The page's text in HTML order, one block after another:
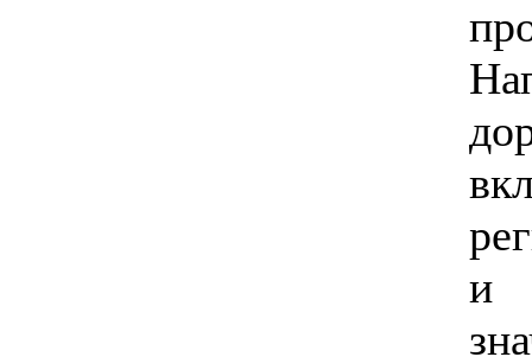
и